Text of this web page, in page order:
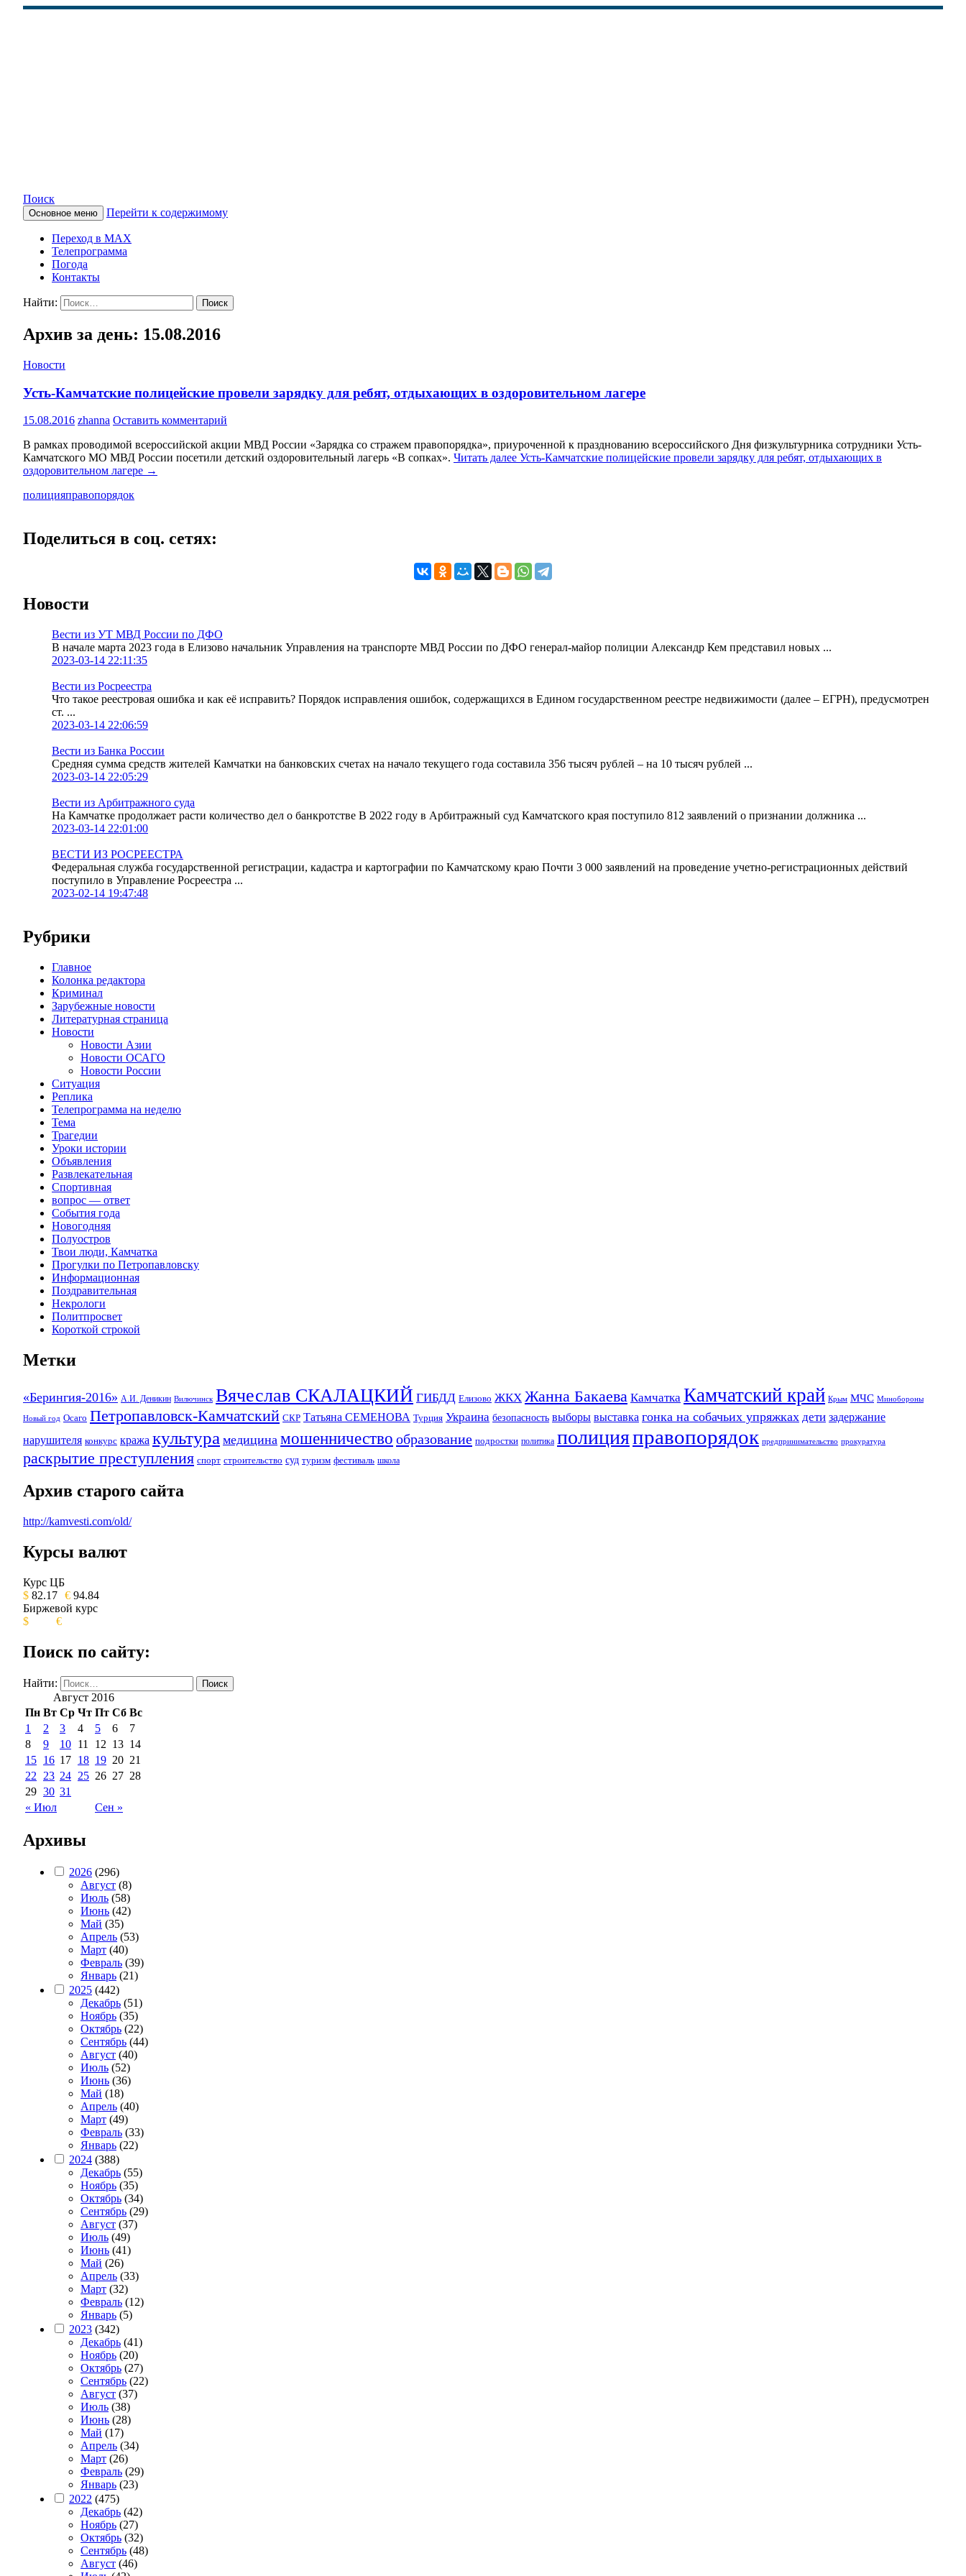
КАМЧАТСКОЕ ИНФОРМАЦИОННОЕ АГЕНТСТВО (КИА «ВЕСТИ»)
Поиск
Основное меню Перейти к содержимому
Переход в MAX
Телепрограмма
Погода
Контакты
Найти:
Архив за день: 15.08.2016
Новости
Усть-Камчатские полицейские провели зарядку для ребят, отдыхающих в оздоровительном лагере
15.08.2016 zhanna Оставить комментарий
В рамках проводимой всероссийской акции МВД России «Зарядка со стражем правопорядка», приуроченной к празднованию всероссийского Дня физкультурника сотрудники Усть-
Камчатского МО МВД России посетили детский оздоровительный лагерь «В сопках». Читать далее Усть-Камчатские полицейские провели зарядку для ребят, отдыхающих в
оздоровительном лагере →
полицияправопорядок
Поделиться в соц. сетях:
Новости
Вести из УТ МВД России по ДФО
В начале марта 2023 года в Елизово начальник Управления на транспорте МВД России по ДФО генерал-майор полиции Александр Кем представил новых ...
2023-03-14 22:11:35
Вести из Росреестра
Что такое реестровая ошибка и как её исправить? Порядок исправления ошибок, содержащихся в Едином государственном реестре недвижимости (далее – ЕГРН), предусмотрен
ст. ...
2023-03-14 22:06:59
Вести из Банка России
Средняя сумма средств жителей Камчатки на банковских счетах на начало текущего года составила 356 тысяч рублей – на 10 тысяч рублей ...
2023-03-14 22:05:29
Вести из Арбитражного суда
На Камчатке продолжает расти количество дел о банкротстве В 2022 году в Арбитражный суд Камчатского края поступило 812 заявлений о признании должника ...
2023-03-14 22:01:00
ВЕСТИ ИЗ РОСРЕЕСТРА
Федеральная служба государственной регистрации, кадастра и картографии по Камчатскому краю Почти 3 000 заявлений на проведение учетно-регистрационных действий
поступило в Управление Росреестра ...
2023-02-14 19:47:48
Рубрики
Главное
Колонка редактора
Криминал
Зарубежные новости
Литературная страница
Новости
Новости Азии
Новости ОСАГО
Новости России
Ситуация
Реплика
Телепрограмма на неделю
Тема
Трагедии
Уроки истории
Объявления
Развлекательная
Спортивная
вопрос — ответ
События года
Новогодняя
Полуостров
Твои люди, Камчатка
Прогулки по Петропавловску
Информационная
Поздравительная
Некрологи
Политпросвет
Короткой строкой
Метки
«Берингия-2016» А.И. Деникин Вилючинск Вячеслав СКАЛАЦКИЙ ГИБДД Елизово ЖКХ Жанна Бакаева Камчатка Камчатский край Крым МЧС Минобороны
Новый год Осаго Петропавловск-Камчатский СКР Татьяна СЕМЕНОВА Турция Украина безопасность выборы выставка гонка на собачьих упряжках дети задержание
нарушителя конкурс кража культура медицина мошенничество образование подростки политика полицияправопорядок предпринимательство прокуратура
раскрытие преступления спорт строительство суд туризм фестиваль школа
Архив старого сайта
http://kamvesti.com/old/
ОБЩЕСТВЕННО-ПОЛИТИЧЕСКОЕ ИЗДАНИЕ КАМЧАТСКОГО КРАЯ.
Курсы валют
Курс ЦБ
$ 82.17 € 94.84
Биржевой курс
$
€
Поиск по сайту:
Найти:
Август 2016
Пн Вт Ср Чт Пт Сб Вс
« Июл Сен »
1 2 3 4 5 6
7
8
9 10 11 12 13 14
15 16 17 18 19 20 21
22
23 24 25 26 27 28
29 30 31
Архивы
2026 (296)
Август (8)
Июль (58)
Июнь (42)
Май (35)
Апрель (53)
Март (40)
Февраль (39)
Январь (21)
2025 (442)
Декабрь (51)
Ноябрь (35)
Октябрь (22)
Сентябрь (44)
Август (40)
Июль (52)
Июнь (36)
Май (18)
Апрель (40)
Март (49)
Февраль (33)
Январь (22)
2024 (388)
Декабрь (55)
Ноябрь (35)
Октябрь (34)
Сентябрь (29)
Август (37)
Июль (49)
Июнь (41)
Май (26)
Апрель (33)
Март (32)
Февраль (12)
Январь (5)
2023 (342)
Декабрь (41)
Ноябрь (20)
Октябрь (27)
Сентябрь (22)
Август (37)
Июль (38)
Июнь (28)
Май (17)
Апрель (34)
Март (26)
Февраль (29)
Январь (23)
2022 (475)
Декабрь (42)
Ноябрь (27)
Октябрь (32)
Сентябрь (48)
Август (46)